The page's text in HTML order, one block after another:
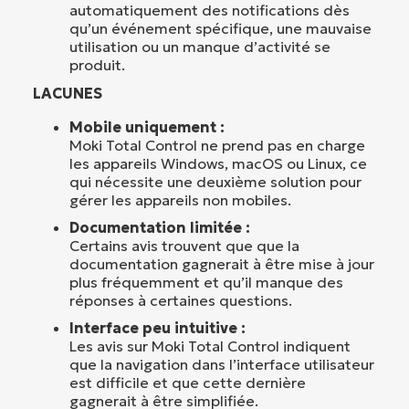
automatiquement des notifications dès
qu’un événement spécifique, une mauvaise
utilisation ou un manque d’activité se
produit.
LACUNES
Mobile uniquement :
Moki Total Control ne prend pas en charge
les appareils Windows, macOS ou Linux, ce
qui nécessite une deuxième solution pour
gérer les appareils non mobiles.
Documentation limitée :
Certains avis trouvent que que la
documentation gagnerait à être mise à jour
plus fréquemment et qu’il manque des
réponses à certaines questions.
Interface peu intuitive :
Les avis sur Moki Total Control indiquent
que la navigation dans l’interface utilisateur
est difficile et que cette dernière
gagnerait à être simplifiée.